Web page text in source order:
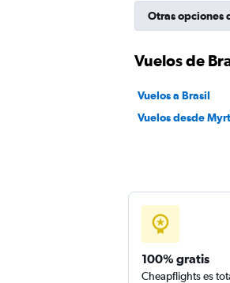
Otras opciones
Vuelos de
Vuelos a Brasil
Vuelos desde
100% gratis
Cheapflights es